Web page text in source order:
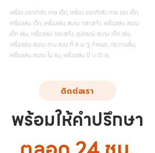
เครื่อง ออกกำลัง กาย เด็ก, เครื่อง ออกกำลัง กาย ของ เด็ก,
เครื่องเล่น เด็ก, เครื่องเล่น สนาม กลางแจ้ง, เครื่องเล่น สนาม
เด็ก เล่น, เครื่องเล่น กลางแจ้ง, อุปกรณ์ สนาม เด็ก เล่น,
เครื่องเล่น สนาม ตาม แบบ ที่ ส พ ฐ กำหนด, กระดานลื่น,
เครื่องเล่น สนาม ใน ร่ม, เครื่องเล่น ปี น ป่า ย,
ติดต่อเรา
พร้อมให้คำปรึกษา